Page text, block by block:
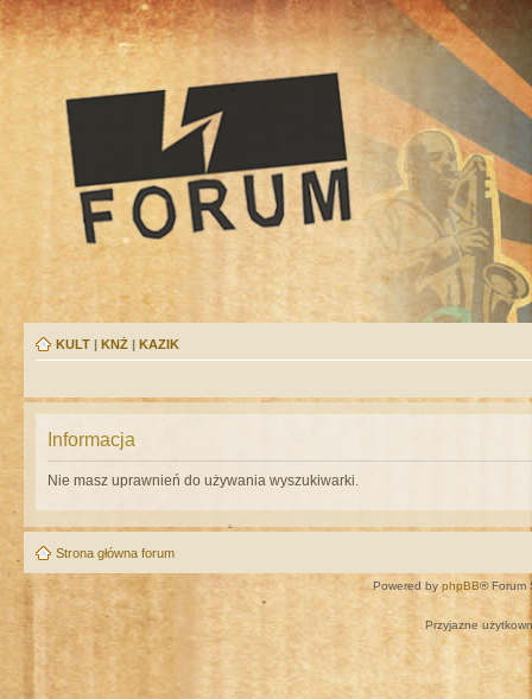
KULT | KNŻ | KAZIK
Informacja
Nie masz uprawnień do używania wyszukiwarki.
Strona główna forum
Powered by phpBB® Forum
Przyjazne